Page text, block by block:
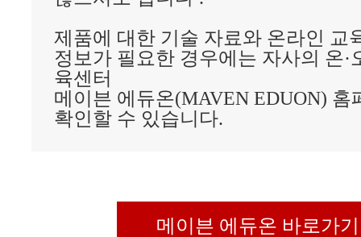
제품에 대한 기술 자료와 온라인 교
정보가 필요한 경우에는 자사의 온·
육센터
메이븐 에듀온(MAVEN EDUON) 홈
확인할 수 있습니다.
메이븐 에듀온 바로가기